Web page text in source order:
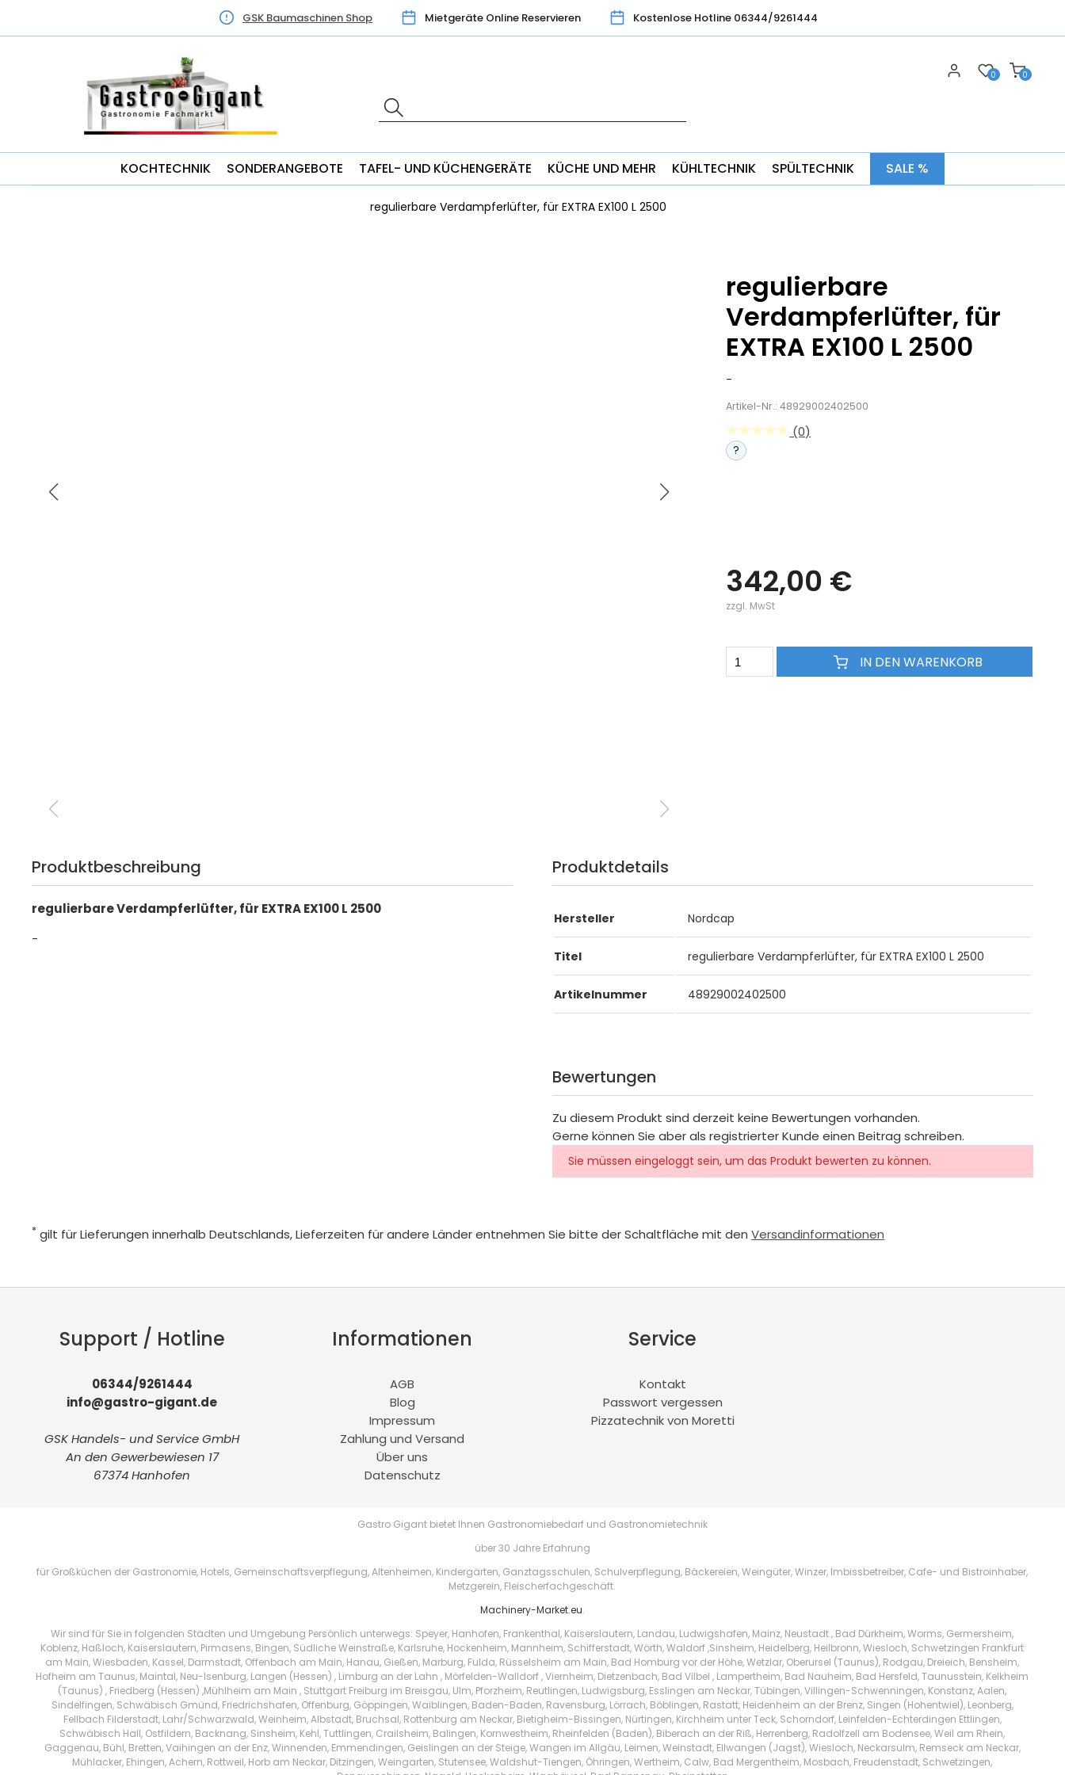
GSK Baumaschinen Shop Mietgeräte Online Reservieren Kostenlose Hotline 06344/9261444
0
0
KOCHTECHNIK SONDERANGEBOTE TAFEL- UND KÜCHENGERÄTE KÜCHE UND MEHR KÜHLTECHNIK SPÜLTECHNIK SALE %
regulierbare Verdampferlüfter, für EXTRA EX100 L 2500
regulierbare
Verdampferlüfter, für
EXTRA EX100 L 2500
-
Artikel-Nr.: 48929002402500
(0)
?
342,00 €
zzgl. MwSt
IN DEN WARENKORB
Produktbeschreibung
regulierbare Verdampferlüfter, für EXTRA EX100 L 2500
-
Produktdetails
Hersteller Nordcap
Titel regulierbare Verdampferlüfter, für EXTRA EX100 L 2500
Artikelnummer 48929002402500
Bewertungen
Zu diesem Produkt sind derzeit keine Bewertungen vorhanden.
Gerne können Sie aber als registrierter Kunde einen Beitrag schreiben.
Sie müssen eingeloggt sein, um das Produkt bewerten zu können.
* gilt für Lieferungen innerhalb Deutschlands, Lieferzeiten für andere Länder entnehmen Sie bitte der Schaltfläche mit denVersandinformationen
Support / Hotline
06344/9261444
info@gastro-gigant.de
GSK Handels- und Service GmbH
An den Gewerbewiesen 17
67374 Hanhofen
Informationen
AGB
Blog
Impressum
Zahlung und Versand
Über uns
Datenschutz
Service
Kontakt
Passwort vergessen
Pizzatechnik von Moretti
Gastro Gigant bietet Ihnen Gastronomiebedarf und Gastronomietechnik
über 30 Jahre Erfahrung
für Großküchen der Gastronomie, Hotels, Gemeinschaftsverpflegung, Altenheimen, Kindergärten, Ganztagsschulen, Schulverpflegung, Bäckereien, Weingüter, Winzer, Imbissbetreiber, Cafe- und Bistroinhaber,
Metzgerein, Fleischerfachgeschäft.
Machinery-Market.eu.
Wir sind für Sie in folgenden Städten und Umgebung Persönlich unterwegs: Speyer, Hanhofen, Frankenthal, Kaiserslautern, Landau, Ludwigshafen, Mainz, Neustadt , Bad Dürkheim, Worms, Germersheim,
Koblenz, Haßloch, Kaiserslautern, Pirmasens, Bingen, Südliche Weinstraße, Karlsruhe, Hockenheim, Mannheim, Schifferstadt, Wörth, Waldorf ,Sinsheim, Heidelberg, Heilbronn, Wiesloch, Schwetzingen Frankfurt
am Main, Wiesbaden, Kassel, Darmstadt, Offenbach am Main, Hanau, Gießen, Marburg, Fulda, Rüsselsheim am Main, Bad Homburg vor der Höhe, Wetzlar, Oberursel (Taunus), Rodgau, Dreieich, Bensheim,
Hofheim am Taunus, Maintal, Neu-Isenburg, Langen (Hessen) , Limburg an der Lahn , Mörfelden-Walldorf , Viernheim, Dietzenbach, Bad Vilbel , Lampertheim, Bad Nauheim, Bad Hersfeld, Taunusstein, Kelkheim
(Taunus) , Friedberg (Hessen) ,Mühlheim am Main , Stuttgart Freiburg im Breisgau, Ulm, Pforzheim, Reutlingen, Ludwigsburg, Esslingen am Neckar, Tübingen, Villingen-Schwenningen, Konstanz, Aalen,
Sindelfingen, Schwäbisch Gmünd, Friedrichshafen, Offenburg, Göppingen, Waiblingen, Baden-Baden, Ravensburg, Lörrach, Böblingen, Rastatt, Heidenheim an der Brenz, Singen (Hohentwiel), Leonberg,
Fellbach Filderstadt, Lahr/Schwarzwald, Weinheim, Albstadt, Bruchsal, Rottenburg am Neckar, Bietigheim-Bissingen, Nürtingen, Kirchheim unter Teck, Schorndorf, Leinfelden-Echterdingen Ettlingen,
Schwäbisch Hall, Ostfildern, Backnang, Sinsheim, Kehl, Tuttlingen, Crailsheim, Balingen, Kornwestheim, Rheinfelden (Baden), Biberach an der Riß, Herrenberg, Radolfzell am Bodensee, Weil am Rhein,
Gaggenau, Bühl, Bretten, Vaihingen an der Enz, Winnenden, Emmendingen, Geislingen an der Steige, Wangen im Allgäu, Leimen, Weinstadt, Ellwangen (Jagst), Wiesloch, Neckarsulm, Remseck am Neckar,
Mühlacker, Ehingen, Achern, Rottweil, Horb am Neckar, Ditzingen, Weingarten, Stutensee, Waldshut-Tiengen, Öhringen, Wertheim, Calw, Bad Mergentheim, Mosbach, Freudenstadt, Schwetzingen,